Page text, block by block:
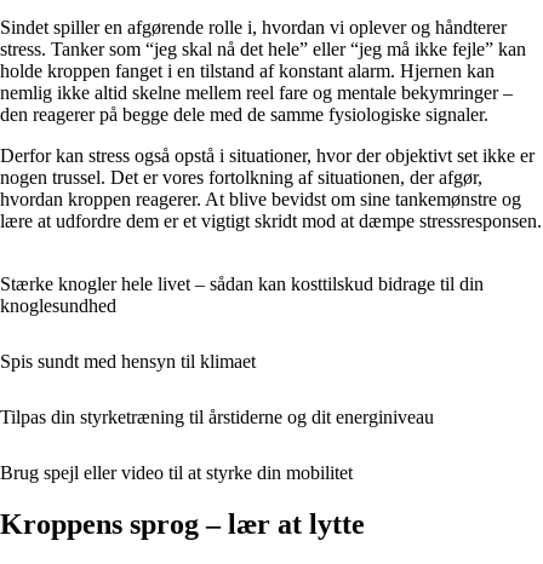
Sindet spiller en afgørende rolle i, hvordan vi oplever og håndterer
stress. Tanker som “jeg skal nå det hele” eller “jeg må ikke fejle” kan
holde kroppen fanget i en tilstand af konstant alarm. Hjernen kan
nemlig ikke altid skelne mellem reel fare og mentale bekymringer –
den reagerer på begge dele med de samme fysiologiske signaler.
Derfor kan stress også opstå i situationer, hvor der objektivt set ikke er
nogen trussel. Det er vores fortolkning af situationen, der afgør,
hvordan kroppen reagerer. At blive bevidst om sine tankemønstre og
lære at udfordre dem er et vigtigt skridt mod at dæmpe stressresponsen.
Stærke knogler hele livet – sådan kan kosttilskud bidrage til din
knoglesundhed
Spis sundt med hensyn til klimaet
Tilpas din styrketræning til årstiderne og dit energiniveau
Brug spejl eller video til at styrke din mobilitet
Kroppens sprog – lær at lytte